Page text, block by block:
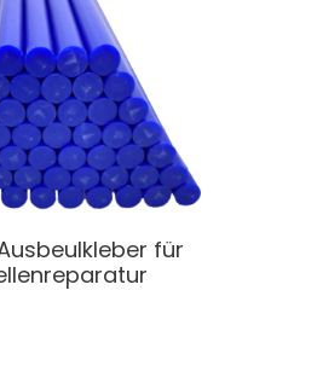
Ausbeulkleber für